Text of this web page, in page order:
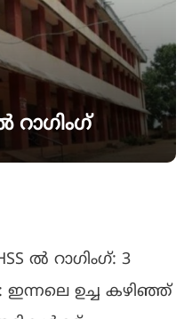
റാഗിംഗ്
ൽ റാഗിംഗ്: 3
ഇന്നലെ ഉച്ച കഴിഞ്ഞ്